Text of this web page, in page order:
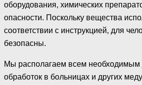
оборудования, химических
опасности. Поскольку вещества
соответствии с инструкцией, для
безопасны.
Мы располагаем всем необходимым
обработок в больницах и других